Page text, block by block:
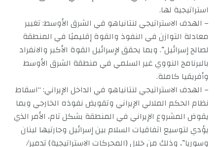
استراتيجية لها.
– الهدف الاستراتيجي لنتانياهو في الشرق الأوسط: تغيير
معادلة التوازن في النفوذ والقوة إقليميًا في المنطقة
لصالح إسرائيل”. وبما يحقق لإسرائيل القوة الأكبر والانفراد
بالبرنامج النووي غير السلمي في منطقة الشرق الأوسط
وأفريقيا كاملة.
– الهدف الاستراتيجي لنتانياهو في الداخل الإيراني: “اسقاط
نظام الحكم الملالي الإيراني وتقويض نفوذه الخارجي وبما
يقوض المشروع الإيراني في المنطقة بشكل تام، الأمر الذي
يؤدي لتوسيع اتفاقيات السلام بين إسرائيل وجارتيها لبنان
وسوريا”، وذلك من خلال (المحركات الاستراتيجية) تدمير/